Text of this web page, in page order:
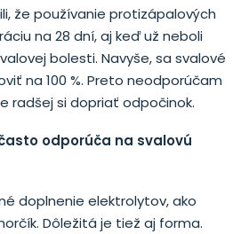
že používanie protizápalových
na 28 dní, aj keď už neboli
bolesti. Navyše, sa svalové
na 100 %. Preto neodporúčam
radšej si dopriať odpočinok.
odporúča na svalovú
doplnenie elektrolytov, ako
Dôležitá je tiež aj forma.